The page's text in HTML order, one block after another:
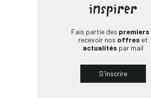
inspirer
Fais partie des premiers
recevoir nos offres et
actualités par mail
S'inscrire